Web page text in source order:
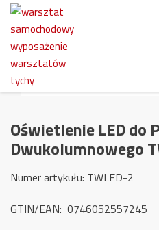
Oświetlenie LED do
Dwukolumnowego
Numer artykułu: TWLED-2
GTIN/EAN: 0746052557245